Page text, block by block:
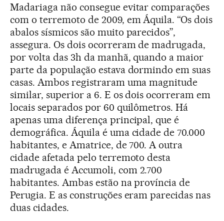
Madariaga não consegue evitar comparações
com o terremoto de 2009, em Áquila. “Os dois
abalos sísmicos são muito parecidos”,
assegura. Os dois ocorreram de madrugada,
por volta das 3h da manhã, quando a maior
parte da população estava dormindo em suas
casas. Ambos registraram uma magnitude
similar, superior a 6. E os dois ocorreram em
locais separados por 60 quilômetros. Há
apenas uma diferença principal, que é
demográfica. Áquila é uma cidade de 70.000
habitantes, e Amatrice, de 700. A outra
cidade afetada pelo terremoto desta
madrugada é Accumoli, com 2.700
habitantes. Ambas estão na província de
Perugia. E as construções eram parecidas nas
duas cidades.